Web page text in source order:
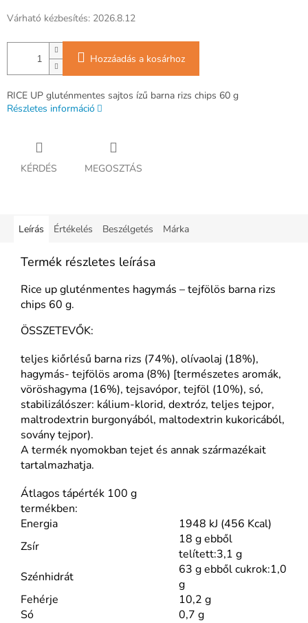
Várható kézbesítés: 2026.8.12
Hozzáadás a kosárhoz
RICE UP gluténmentes sajtos ízű barna rizs chips 60 g
Részletes információ
KÉRDÉS MEGOSZTÁS
Leírás Értékelés Beszélgetés Márka
Termék részletes leírása
Rice up gluténmentes hagymás – tejfölös barna rizs
chips 60 g.
ÖSSZETEVŐK:
teljes kiőrlésű barna rizs (74%), olívaolaj (18%),
hagymás- tejfölös aroma (8%) [természetes aromák,
vöröshagyma (16%), tejsavópor, tejföl (10%), só,
stabilizálószer: kálium-klorid, dextróz, teljes tejpor,
maltrodextrin burgonyából, maltodextrin kukoricából,
sovány tejpor).
A termék nyomokban tejet és annak származékait
tartalmazhatja.
Átlagos tápérték 100 g
termékben:
Energia
1948 kJ (456 Kcal)
Zsír
18 g ebből
telített:3,1 g
Szénhidrát
63 g ebből cukrok:1,0
g
Fehérje
10,2 g
Só
0,7 g